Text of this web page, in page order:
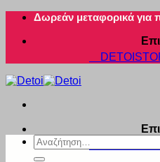
Μετάβαση
περιεχόμενο
Δωρεάν μεταφορικά για
Αναζήτηση
για: